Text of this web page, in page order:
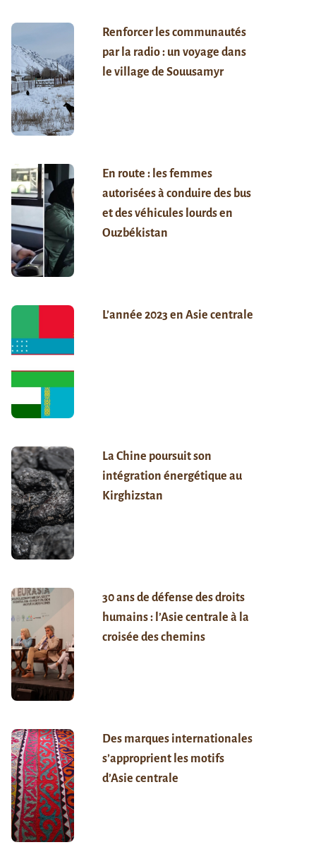
Renforcer les communautés
par la radio : un voyage dans
le village de Souusamyr
En route : les femmes
autorisées à conduire des bus
et des véhicules lourds en
Ouzbékistan
L’année 2023 en Asie centrale
La Chine poursuit son
intégration énergétique au
Kirghizstan
30 ans de défense des droits
humains : l’Asie centrale à la
croisée des chemins
Des marques internationales
s’approprient les motifs
d’Asie centrale